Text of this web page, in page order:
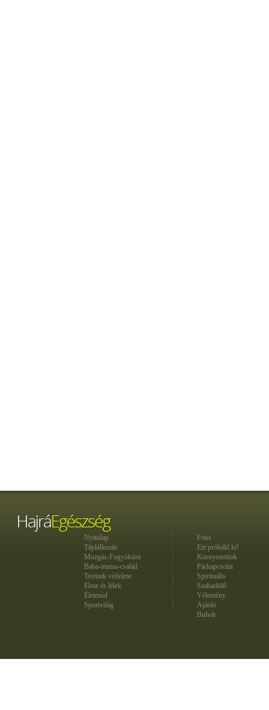
Nyitólap
Táplálkozás
Mozgás-Fogyókúra
Baba-mama-család
Testünk védelme
Elme és lélek
Életmód
Sportvilág
Friss
Ezt próbáld ki!
Környezetünk
Párkapcsolat
Spirituális
Szabadidő
Vélemény
Ajánló
Bulvár